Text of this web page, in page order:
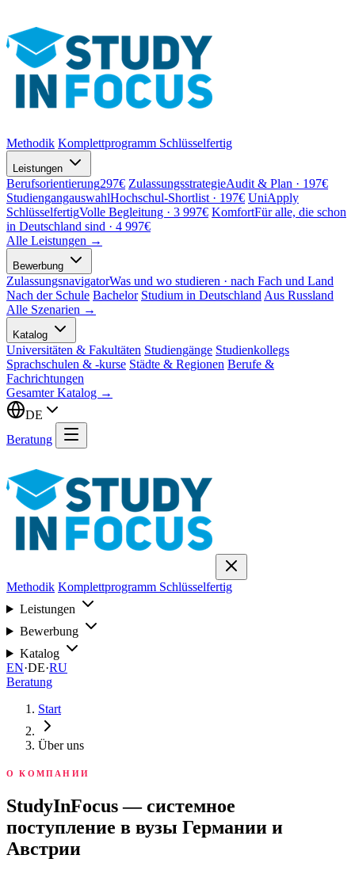
Methodik Komplettprogramm Schlüsselfertig
Leistungen
Berufsorientierung297€ ZulassungsstrategieAudit & Plan · 197€
StudiengangauswahlHochschul-Shortlist · 197€ UniApply
SchlüsselfertigVolle Begleitung · 3 997€ KomfortFür alle, die schon
in Deutschland sind · 4 997€
Alle Leistungen →
Bewerbung
ZulassungsnavigatorWas und wo studieren · nach Fach und Land
Nach der Schule Bachelor Studium in Deutschland Aus Russland
Alle Szenarien →
Katalog
Universitäten & Fakultäten Studiengänge Studienkollegs
Sprachschulen & -kurse Städte & Regionen Berufe &
Fachrichtungen
Gesamter Katalog →
DE
Beratung
Methodik Komplettprogramm Schlüsselfertig
Leistungen
Bewerbung
Katalog
EN·DE·RU
Beratung
Start
Über uns
О КОМПАНИИ
StudyInFocus — системное
поступление в вузы Германии и
Австрии